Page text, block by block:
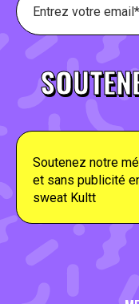
Soutenez notre
et sans publicité
sweat Kultt